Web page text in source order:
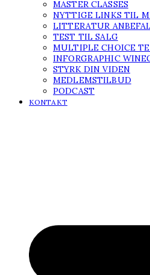
MASTER CLASSES
NYTTIGE LINKS TIL
LITTERATUR
TEST TIL SALG
MULTIPLE CHOICE
INFORGRAPHIC
STYRK DIN VIDEN
MEDLEMSTILBUD
PODCAST
KONTAKT